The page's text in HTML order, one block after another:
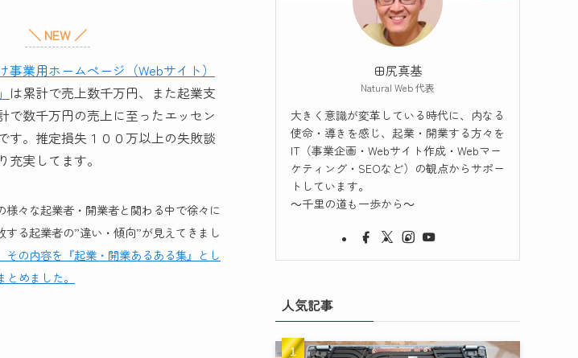
＼ NEW ／
事業用ホームページ（Webサイト）
は累計で売上数千万円、また起業支
で数千万円の売上に至ったエッセン
す。推定損失１００万以上の失敗談
充実してます。
様々な起業者・開業者と関わる中で徐々に
する起業者の”違い・傾向”が見えてきまし
その内容を『起業・開業あるある集』とし
めました。
田尻真基
Natural Web 代表
大きく意識が変革している時代に、内なる
使命・導きを感じ、起業・開業する方々を
IT（事業企画・Webサイト作成・Webマー
ケティング・SEOなど）の観点からサポー
トしています。
～千里の道も一歩から～
人気記事